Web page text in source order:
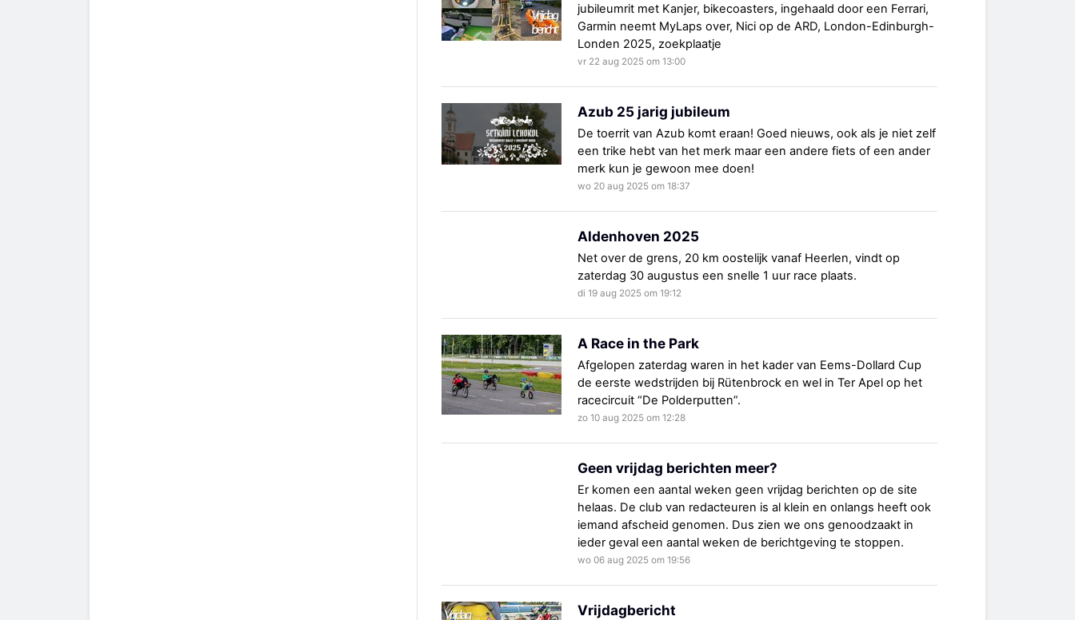
jubileumrit met Kanjer, bikecoasters, ingehaald door een Ferrari,
Garmin neemt MyLaps over, Nici op de ARD, London-Edinburgh-
Londen 2025, zoekplaatje
vr 22 aug 2025 om 13:00
Azub 25 jarig jubileum
De toerrit van Azub komt eraan! Goed nieuws, ook als je niet zelf
een trike hebt van het merk maar een andere fiets of een ander
merk kun je gewoon mee doen!
wo 20 aug 2025 om 18:37
Aldenhoven 2025
Net over de grens, 20 km oostelijk vanaf Heerlen, vindt op
zaterdag 30 augustus een snelle 1 uur race plaats.
di 19 aug 2025 om 19:12
A Race in the Park
Afgelopen zaterdag waren in het kader van Eems-Dollard Cup
de eerste wedstrijden bij Rütenbrock en wel in Ter Apel op het
racecircuit “De Polderputten”.
zo 10 aug 2025 om 12:28
Geen vrijdag berichten meer?
Er komen een aantal weken geen vrijdag berichten op de site
helaas. De club van redacteuren is al klein en onlangs heeft ook
iemand afscheid genomen. Dus zien we ons genoodzaakt in
ieder geval een aantal weken de berichtgeving te stoppen.
wo 06 aug 2025 om 19:56
Vrijdagbericht